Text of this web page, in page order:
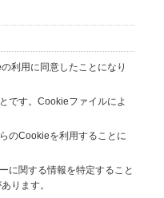
利用に同意したことになり
です。Cookieファイルによ
のCookieを利用することに
に関する情報を特定すること
ります。